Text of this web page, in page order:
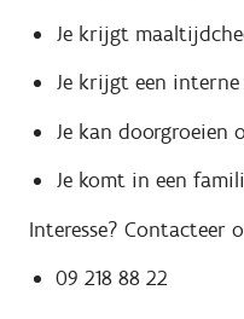
Je krijgt
Je krijgt een
Je kan doorgroeien
Je komt in een
Interesse? Contacteer
09 218 88 22